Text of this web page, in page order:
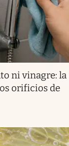
ni vinagre: la
orificios de